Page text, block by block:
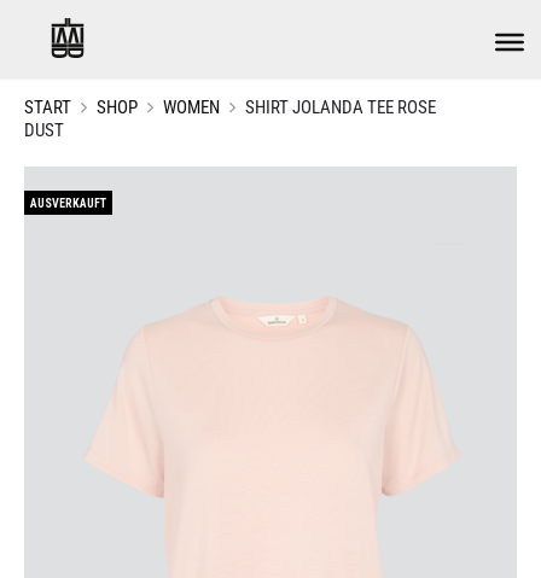
START SHOP WOMEN
SHIRT JOLANDA TEE ROSE
DUST
AUSVERKAUFT